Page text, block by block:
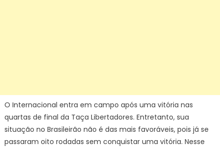
O Internacional entra em campo após uma vitória nas
quartas de final da Taça Libertadores. Entretanto, sua
situação no Brasileirão não é das mais favoráveis, pois já se
passaram oito rodadas sem conquistar uma vitória. Nesse